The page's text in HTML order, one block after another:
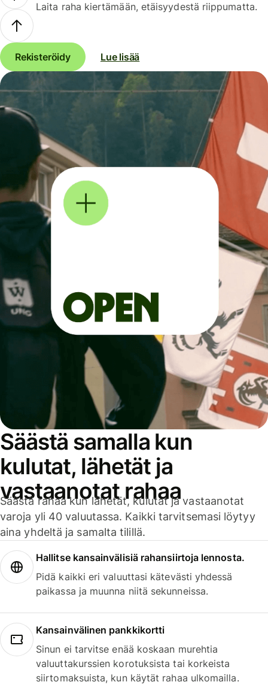
Laita raha kiertämään, etäisyydestä riippumatta.
Rekisteröidy Lue lisää
Säästä samalla kun
kulutat, lähetät ja
vastaanotat rahaa
Säästä rahaa kun lähetät, kulutat ja vastaanotat
varoja yli 40 valuutassa. Kaikki tarvitsemasi löytyy
aina yhdeltä ja samalta tilillä.
Hallitse kansainvälisiä rahansiirtoja lennosta.
Pidä kaikki eri valuuttasi kätevästi yhdessä
paikassa ja muunna niitä sekunneissa.
Kansainvälinen pankkikortti
Sinun ei tarvitse enää koskaan murehtia
valuuttakurssien korotuksista tai korkeista
siirtomaksuista, kun käytät rahaa ulkomailla.